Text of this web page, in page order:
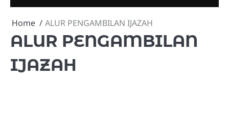
Home ALUR PENGAMBILAN IJAZAH
ALUR PENGAMBILAN
IJAZAH